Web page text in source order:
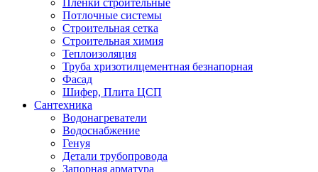
Пленки строительные
Потлочные системы
Строительная сетка
Строительная химия
Теплоизоляция
Труба хризотилцементная безнапорная
Фасад
Шифер, Плита ЦСП
Сантехника
Водонагреватели
Водоснабжение
Генуя
Детали трубопровода
Запорная арматура